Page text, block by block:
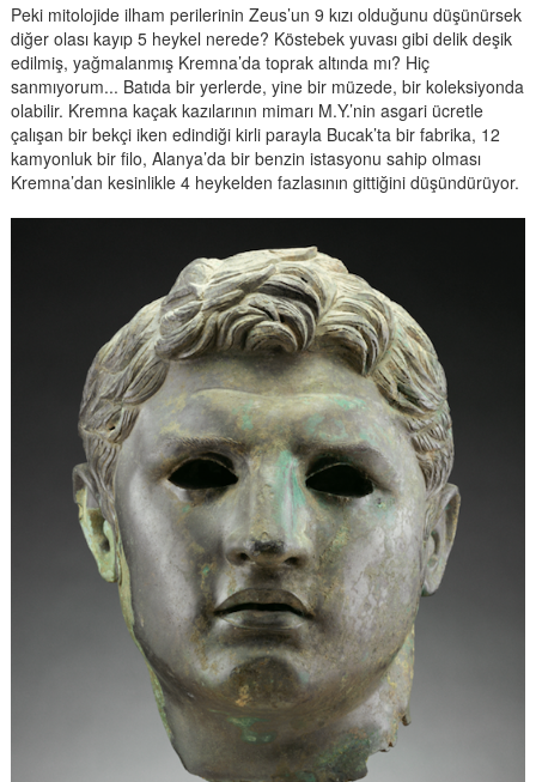
Peki mitolojide ilham perilerinin Zeus’un 9 kızı olduğunu düşünürsek
diğer olası kayıp 5 heykel nerede? Köstebek yuvası gibi delik deşik
edilmiş, yağmalanmış Kremna’da toprak altında mı? Hiç
sanmıyorum... Batıda bir yerlerde, yine bir müzede, bir koleksiyonda
olabilir. Kremna kaçak kazılarının mimarı M.Y.’nin asgari ücretle
çalışan bir bekçi iken edindiği kirli parayla Bucak’ta bir fabrika, 12
kamyonluk bir filo, Alanya’da bir benzin istasyonu sahip olması
Kremna’dan kesinlikle 4 heykelden fazlasının gittiğini düşündürüyor.